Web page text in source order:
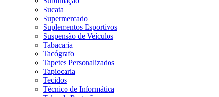
Sucata
Supermercado
Suplementos Esportivos
Suspensão de Veículos
Tabacaria
Tacógrafo
Tapetes Personalizados
Tapiocaria
Tecidos
Técnico de Informática